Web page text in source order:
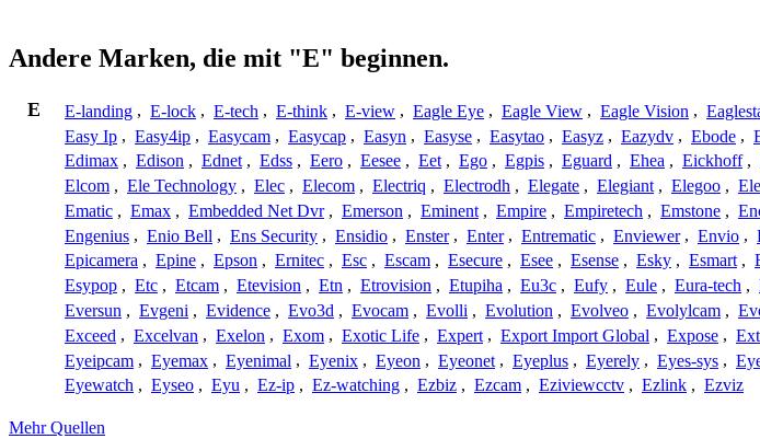
Andere Marken, die mit "E" beginnen.
E E-landing , E-lock , E-tech , E-think , E-view , Eagle Eye , Eagle View , Eagle Vision ,
Easy Ip , Easy4ip , Easycam , Easycap , Easyn , Easyse , Easytao , Easyz , Eazydv , Ebode ,
Edimax , Edison , Ednet , Edss , Eero , Eesee , Eet , Ego , Egpis , Eguard , Ehea , Eickhoff ,
Elcom , Ele Technology , Elec , Elecom , Electriq , Electrodh , Elegate , Elegiant , Elegoo ,
Ematic , Emax , Embedded Net Dvr , Emerson , Eminent , Empire , Empiretech , Emstone ,
Engenius , Enio Bell , Ens Security , Ensidio , Enster , Enter , Entrematic , Enviewer , Envio ,
Epicamera , Epine , Epson , Ernitec , Esc , Escam , Esecure , Esee , Esense , Esky , Esmart ,
Esypop , Etc , Etcam , Etevision , Etn , Etrovision , Etupiha , Eu3c , Eufy , Eule , Eura-tech ,
Eversun , Evgeni , Evidence , Evo3d , Evocam , Evolli , Evolution , Evolveo , Evolylcam ,
Exceed , Excelvan , Exelon , Exom , Exotic Life , Expert , Export Import Global , Expose ,
Eyeipcam , Eyemax , Eyenimal , Eyenix , Eyeon , Eyeonet , Eyeplus , Eyerely , Eyes-sys ,
Eyewatch , Eyseo , Eyu , Ez-ip , Ez-watching , Ezbiz , Ezcam , Eziviewcctv , Ezlink , Ezviz
Mehr Quellen